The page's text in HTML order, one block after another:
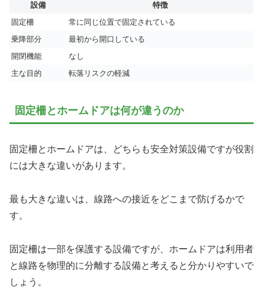
設備
特徴
固定柵
常に同じ位置で固定されている
乗降部分
最初から開口している
開閉機能
なし
主な目的
転落リスクの軽減
固定柵とホームドアは何が違うのか
固定柵とホームドアは、どちらも安全対策設備ですが役割
には大きな違いがあります。
最も大きな違いは、線路への接近をどこまで防げるかで
す。
固定柵は一部を保護する設備ですが、ホームドアは利用者
と線路を物理的に分離する設備と考えると分かりやすいで
しょう。